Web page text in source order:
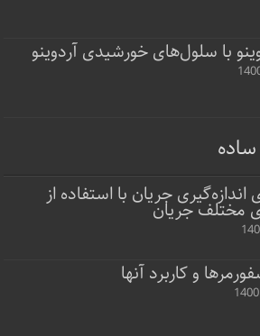
با سلول‌های خورشیدی آردوینو
جریان با استفاده از
مختلف جریان
و کاربرد آنها